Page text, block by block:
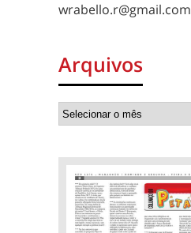
wrabello.r@gmail.com
Arquivos